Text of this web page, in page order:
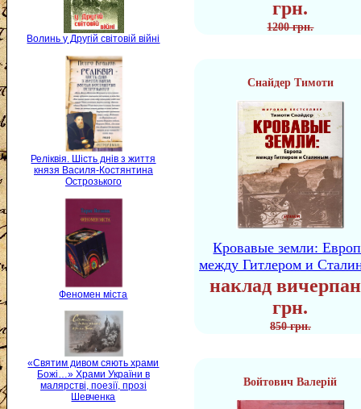
Волинь у Другій світовій війні
Реліквія. Шість днів з життя
князя Василя-Костянтина
Острозького
Феномен міста
«Святим дивом сяють храми
Божі…» Храми України в
малярстві, поезії, прозі
Шевченка
грн.
1200 грн.
Снайдер Тимоти
Кровавые земли:
между Гитлером и
наклад
грн.
850 грн.
Войтович Валерій